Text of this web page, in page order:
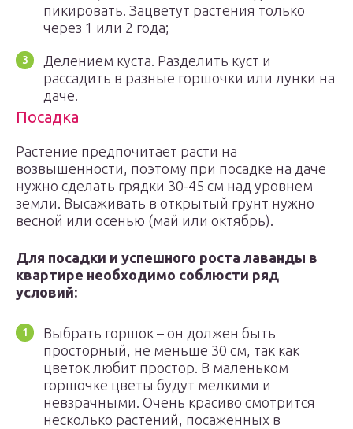
пикировать. Зацветут растения только
через 1 или 2 года;
Делением куста. Разделить куст и
рассадить в разные горшочки или лунки на
даче.
Посадка
Растение предпочитает расти на
возвышенности, поэтому при посадке на даче
нужно сделать грядки 30-45 см над уровнем
земли. Высаживать в открытый грунт нужно
весной или осенью (май или октябрь).
Для посадки и успешного роста лаванды в
квартире необходимо соблюсти ряд
условий:
Выбрать горшок – он должен быть
просторный, не меньше 30 см, так как
цветок любит простор. В маленьком
горшочке цветы будут мелкими и
невзрачными. Очень красиво смотрится
несколько растений, посаженных в